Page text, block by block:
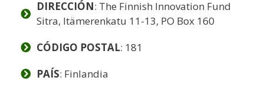
DIRECCIÓN: The Finnish Innovation Fund
Sitra, Itämerenkatu 11-13, PO Box 160
CÓDIGO POSTAL: 181
PAÍS: Finlandia